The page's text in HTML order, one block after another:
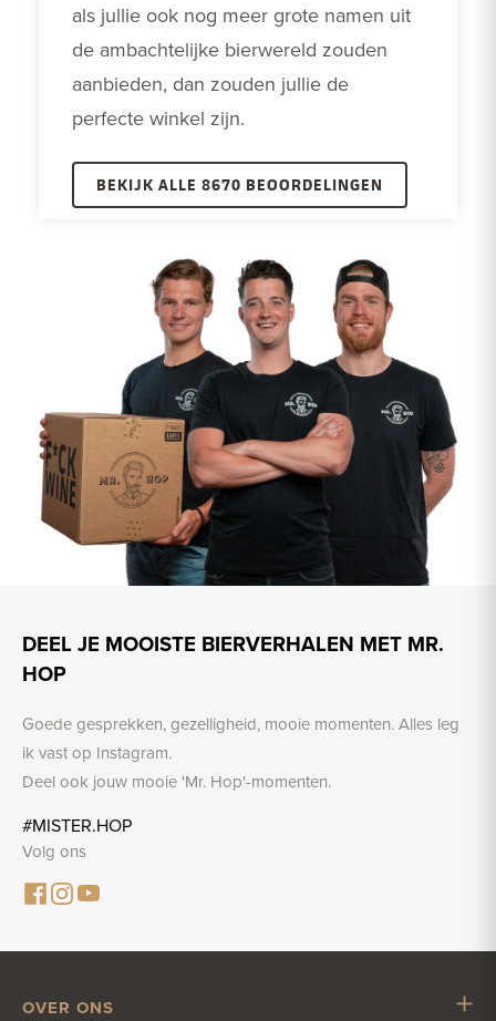
als jullie ook nog meer grote namen uit
de ambachtelijke bierwereld zouden
aanbieden, dan zouden jullie de
perfecte winkel zijn.
BEKIJK ALLE 8670 BEOORDELINGEN
DEEL JE MOOISTE BIERVERHALEN MET MR.
HOP
Goede gesprekken, gezelligheid, mooie momenten. Alles leg
ik vast op Instagram.
Deel ook jouw mooie 'Mr. Hop'-momenten.
#MISTER.HOP
Volg ons
OVER ONS